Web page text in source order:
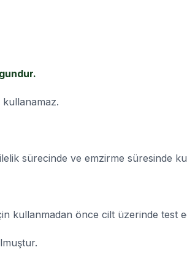
kullanamaz.
sürecinde ve emzirme süresinde
kullanmadan önce cilt üzerinde test